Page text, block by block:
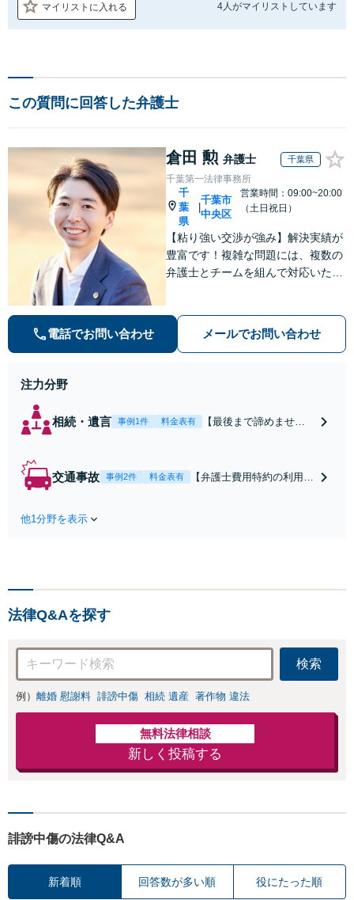
マイリストに入れる 4人がマイリストしています
この質問に回答した弁護士
倉田 勲 弁護士 千葉県
千葉第一法律事務所
千
葉
県
千葉市
中央区
営業時間：09:00~20:00
（土日祝日）
【粘り強い交渉が強み】解決実績が
豊富です！複雑な問題には、複数の
弁護士とチームを組んで対応いたし
添い、不安を軽減します。まずはお
気軽にご相談ください。
電話でお問い合わせ メールでお問い合わせ
注力分野
相続・遺言 事例1件 料金表有
【最後まで諦めませ
合意してしまう前にご
交通事故 事例2件 料金表有
【弁護士費用特約の利用＆
は損をしてしまうかもしれ
他1分野を表示
法律Q&Aを探す
検索
例） 離婚 慰謝料 誹謗中傷 相続 遺産 著作物 違法
無料法律相談
新しく投稿する
誹謗中傷の法律Q&A
新着順 回答数が多い順 役にたった順